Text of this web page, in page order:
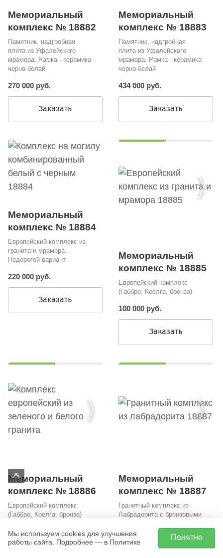
Мемориальный
комплекс № 18882
Памятник, надгробная
плита из Уфалейского
мрамора. Рамка - керамика
черно-белай
270 000 руб.
Заказать
Мемориальный
комплекс № 18883
Памятник, надгробная
плита из Уфалейского
мрамора. Рамка - керамика
черно-белай
434 000 руб.
Заказать
Мемориальный
комплекс № 18884
Европейский комплекс из
гранита и мрамора.
Недорогой вариант
220 000 руб.
Заказать
Мемориальный
комплекс № 18885
Европейский комплекс
(Габбро, Коелга, бронза)
100 000 руб.
Заказать
Мемориальный
комплекс № 18886
Европейский комплекс
(Габбро, Коелга, бронза)
182 000 руб.
Мемориальный
комплекс № 18887
Гранитный комплекс из
Лабрадорита с бронзовыми
230 000 руб.
Мы используем cookies для улучшения
работы сайта. Подробнее — в Политике
Понятно